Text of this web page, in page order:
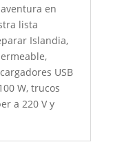
en
lista
Islandia,
USB
W, trucos
a 220 V y